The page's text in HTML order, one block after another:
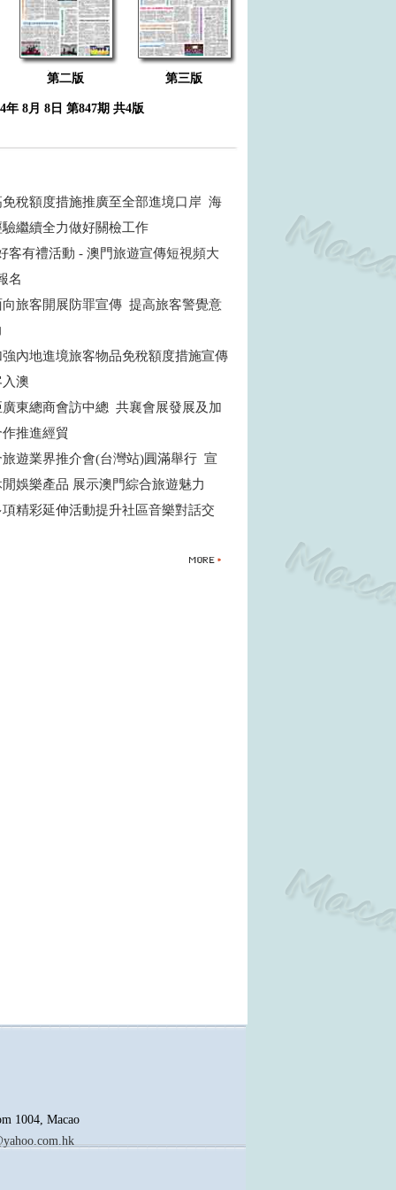
第二版 第三版
年 8月 8日 第847期 共4版
免稅額度措施推廣至全部進境口岸 海
繼續全力做好關檢工作
客有禮活動 - 澳門旅遊宣傳短視頻大
名
向旅客開展防罪宣傳 提高旅客警覺意
內地進境旅客物品免稅額度措施宣傳
入澳
東總商會訪中總 共襄會展發展及加
推進經貿
遊業界推介會(台灣站)圓滿舉行 宣
娛樂產品 展示澳門綜合旅遊魅力
精彩延伸活動提升社區音樂對話交
1004, Macao